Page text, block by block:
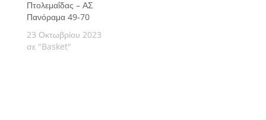
Πτολεμαΐδας – ΑΣ
Πανόραμα 49-70
23 Οκτωβρίου 2023
σε "Basket"